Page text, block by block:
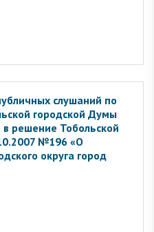
слушаний по
городской Думы
решение Тобольской
№196 «О
округа город